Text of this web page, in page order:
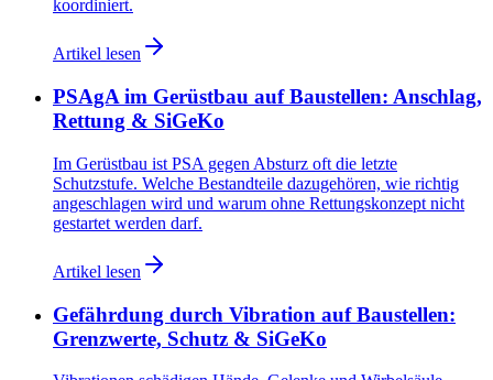
koordiniert.
Artikel lesen
PSAgA im Gerüstbau auf Baustellen: Anschlag,
Rettung & SiGeKo
Im Gerüstbau ist PSA gegen Absturz oft die letzte
Schutzstufe. Welche Bestandteile dazugehören, wie richtig
angeschlagen wird und warum ohne Rettungskonzept nicht
gestartet werden darf.
Artikel lesen
Gefährdung durch Vibration auf Baustellen:
Grenzwerte, Schutz & SiGeKo